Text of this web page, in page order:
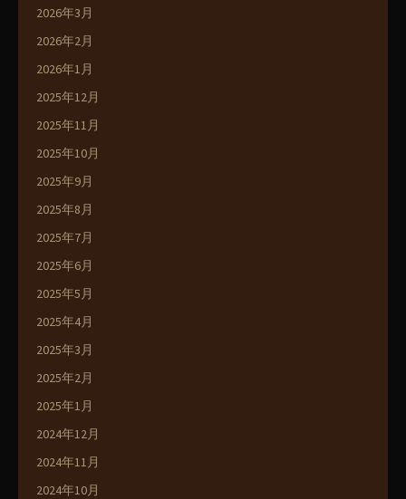
2026年3月
2026年2月
2026年1月
2025年12月
2025年11月
2025年10月
2025年9月
2025年8月
2025年7月
2025年6月
2025年5月
2025年4月
2025年3月
2025年2月
2025年1月
2024年12月
2024年11月
2024年10月